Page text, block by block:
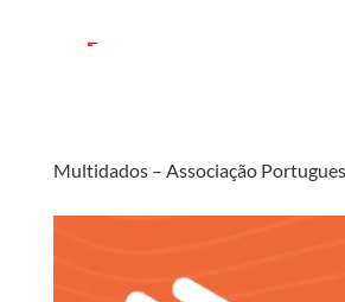
Multidados – Associação